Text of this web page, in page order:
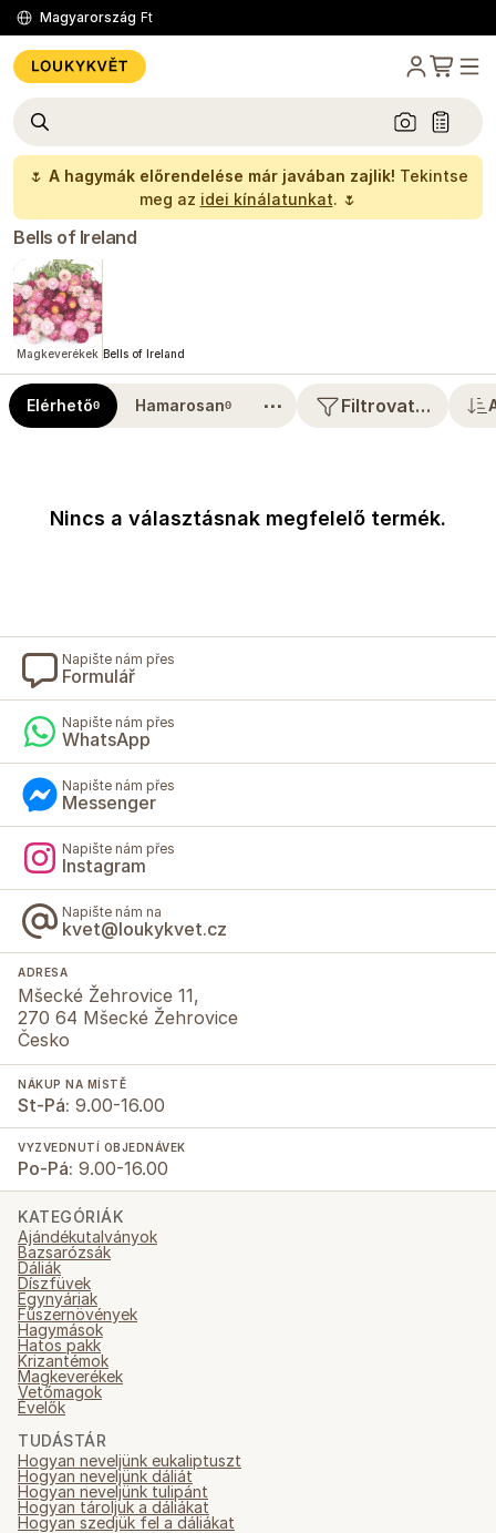
Magyarország Ft
🌷 A hagymák előrendelése már javában zajlik! Tekintse
meg az idei kínálatunkat. 🌷
Bells of Ireland
Magkeverékek Bells of Ireland
Elérhető0 Hamarosan0 ⋯ Filtrovat…
Nincs a választásnak megfelelő termék.
Napište nám přes
Formulář
Napište nám přes
WhatsApp
Napište nám přes
Messenger
Napište nám přes
Instagram
Napište nám na
kvet@loukykvet.cz
ADRESA
Mšecké Žehrovice 11,
270 64 Mšecké Žehrovice
Česko
NÁKUP NA MÍSTĚ
St-Pá: 9.00-16.00
VYZVEDNUTÍ OBJEDNÁVEK
Po-Pá: 9.00-16.00
KATEGÓRIÁK
Ajándékutalványok
Bazsarózsák
Dáliák
Díszfüvek
Egynyáriak
Fűszernövények
Hagymások
Hatos pakk
Krizantémok
Magkeverékek
Vetőmagok
Évelők
TUDÁSTÁR
Hogyan neveljünk eukaliptuszt
Hogyan neveljünk dáliát
Hogyan neveljünk tulipánt
Hogyan tároljuk a dáliákat
Hogyan szedjük fel a dáliákat